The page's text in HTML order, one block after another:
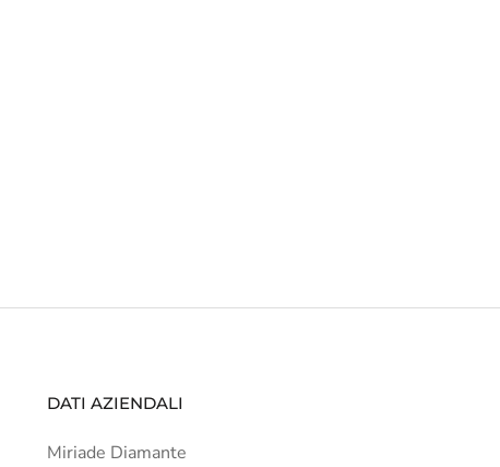
DATI AZIENDALI
Miriade Diamante